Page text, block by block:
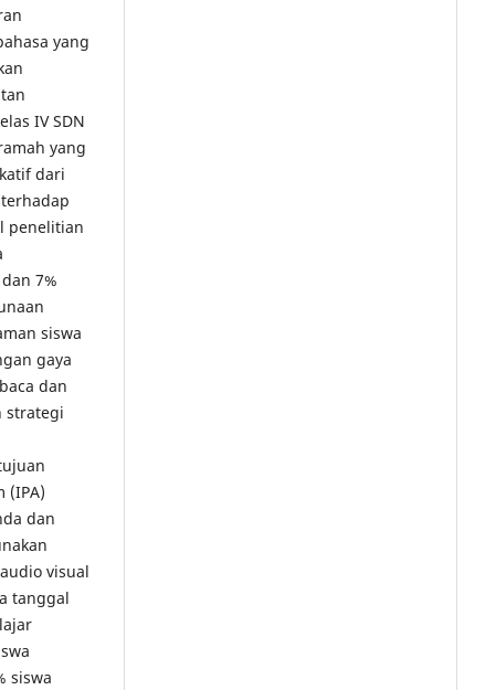
yang
IV SDN
yang
dari
penelitian
7%
siswa
gaya
dan
strategi
(IPA)
dan
visual
tanggal
siswa